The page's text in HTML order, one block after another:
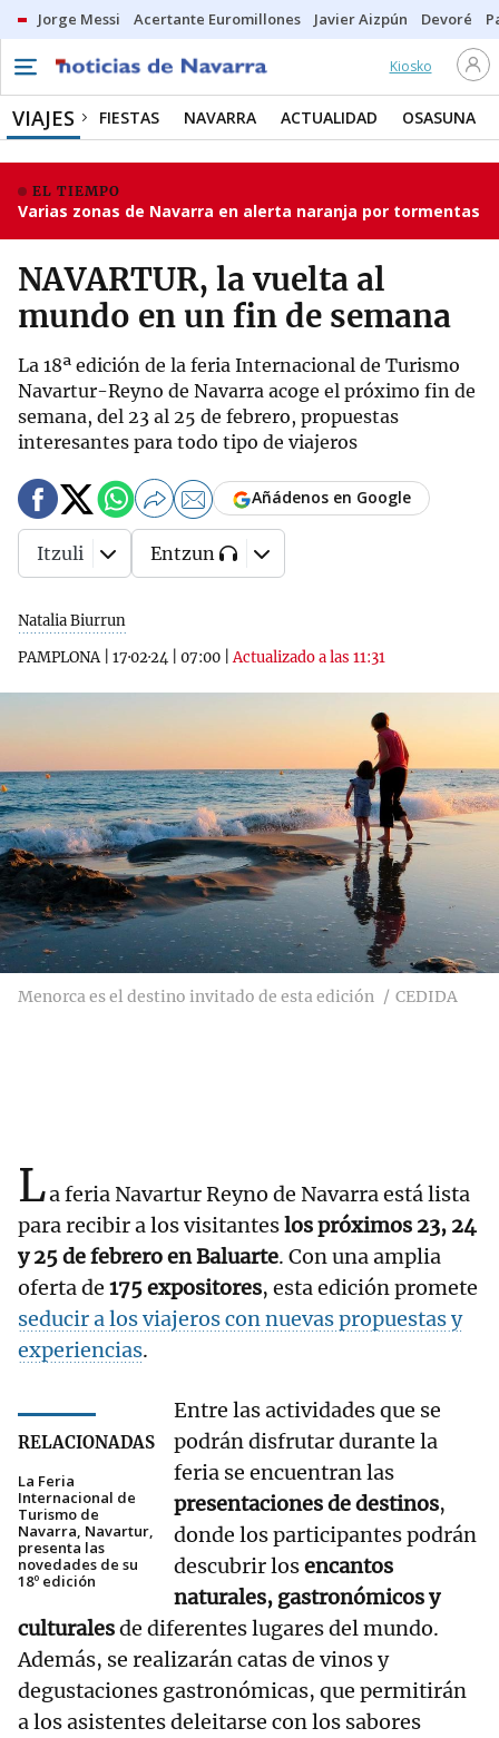
Jorge Messi Acertante Euromillones Javier Aizpún Devoré
Kiosko
VIAJES FIESTAS NAVARRA ACTUALIDAD OSASUNA
EL TIEMPO
Varias zonas de Navarra en alerta naranja por tormentas
NAVARTUR, la vuelta al
mundo en un fin de semana
La 18ª edición de la feria Internacional de Turismo
Navartur-Reyno de Navarra acoge el próximo fin de
semana, del 23 al 25 de febrero, propuestas
interesantes para todo tipo de viajeros
Natalia Biurrun
PAMPLONA| 17·02·24 07:00 |Actualizado a las 11:31
Añádenos en Google
Itzuli Entzun
Menorca es el destino invitado de esta edición CEDIDA
La feria Navartur Reyno de Navarra está lista
para recibir a los visitanteslos próximos 23, 24
y 25 de febrero en Baluarte. Con una amplia
oferta de 175 expositores, esta edición promete
seducir a los viajeros con nuevas propuestas y
experiencias.
RELACIONADAS
La Feria
Internacional de
Turismo de
Navarra, Navartur,
presenta las
novedades de su
18º edición
Entre las actividades que se
podrán disfrutar durante la
feria se encuentran las
presentaciones de destinos,
donde los participantes podrán
descubrir losencantos
naturales, gastronómicos y
culturalesde diferentes lugares del mundo.
Además, se realizarán catas de vinos y
degustaciones gastronómicas, que permitirán
a los asistentes deleitarse con los sabores